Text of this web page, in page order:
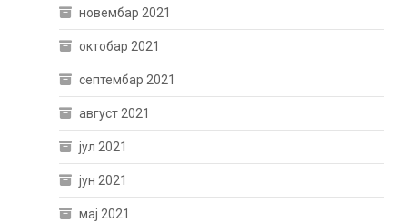
новембар 2021
октобар 2021
септембар 2021
август 2021
јул 2021
јун 2021
мај 2021